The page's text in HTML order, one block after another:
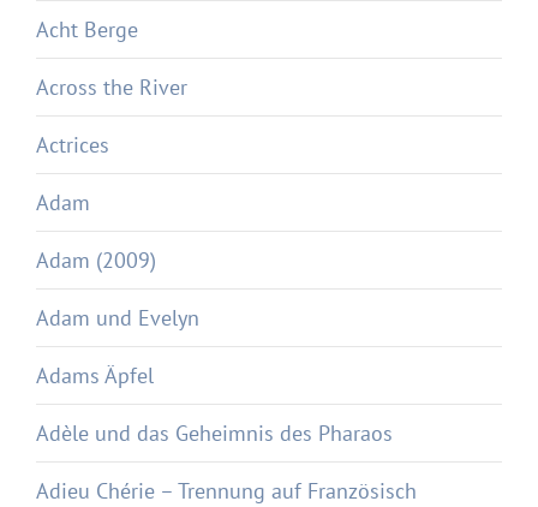
Acht Berge
Across the River
Actrices
Adam
Adam (2009)
Adam und Evelyn
Adams Äpfel
Adèle und das Geheimnis des Pharaos
Adieu Chérie – Trennung auf Französisch